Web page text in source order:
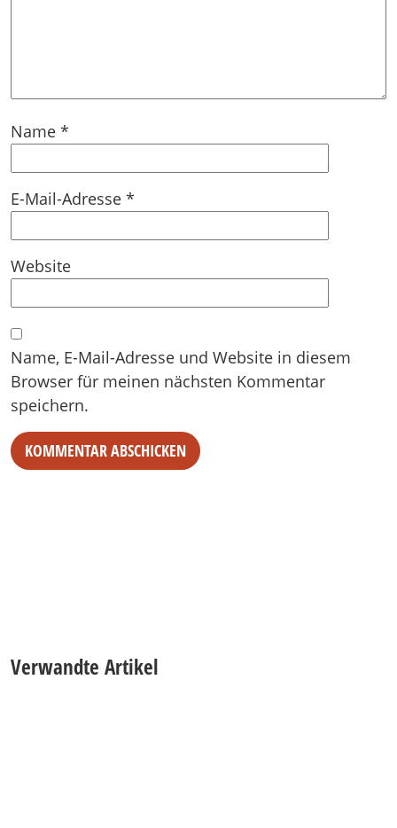
Name *
E-Mail-Adresse *
Website
Name, E-Mail-Adresse und Website in diesem
Browser für meinen nächsten Kommentar
speichern.
Verwandte Artikel